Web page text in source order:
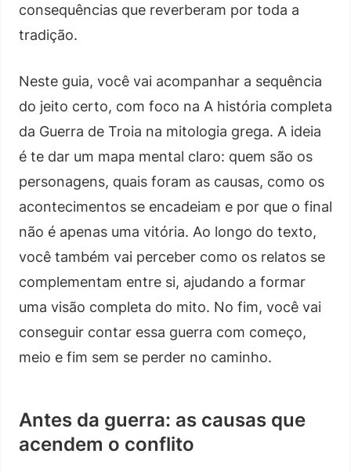
consequências que reverberam por toda a
tradição.
Neste guia, você vai acompanhar a sequência
do jeito certo, com foco na A história completa
da Guerra de Troia na mitologia grega. A ideia
é te dar um mapa mental claro: quem são os
personagens, quais foram as causas, como os
acontecimentos se encadeiam e por que o final
não é apenas uma vitória. Ao longo do texto,
você também vai perceber como os relatos se
complementam entre si, ajudando a formar
uma visão completa do mito. No fim, você vai
conseguir contar essa guerra com começo,
meio e fim sem se perder no caminho.
Antes da guerra: as causas que
acendem o conflito